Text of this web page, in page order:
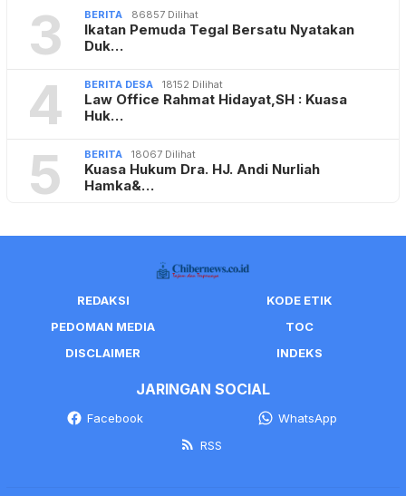
3 BERITA 86857 Dilihat
Ikatan Pemuda Tegal Bersatu Nyatakan
Duk…
4 BERITA DESA 18152 Dilihat
Law Office Rahmat Hidayat,SH : Kuasa
Huk…
5 BERITA 18067 Dilihat
Kuasa Hukum Dra. HJ. Andi Nurliah
Hamka&…
REDAKSI
KODE ETIK
PEDOMAN MEDIA
TOC
DISCLAIMER
INDEKS
JARINGAN SOCIAL
Facebook
WhatsApp
RSS